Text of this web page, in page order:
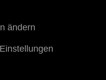
ändern